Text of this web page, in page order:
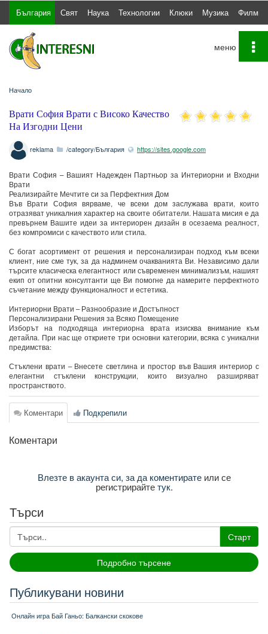
България Свят Наука Технологии Клюки Музика Филми
Начало
Врати София Врати с Високо Качество
На Изгодни Цени
reklama /category/България https://sites.google.com
Врати София – Вашият Надежден Партньор за Интериорни и Входни
Врати
Реализирайте Мечтите си за Перфектния Дом
Във Врати София вярваме, че всеки дом заслужава врати, които
отразяват уникалния характер на своите обитатели. Нашата мисия е да
превърнем Вашите идеи за интериорен дизайн в осезаема реалност,
без компромиси с качеството или стила.
С богат асортимент от решения и персонализиран подход към всеки
клиент, ние сме тук, за да надминем очакванията Ви. Независимо дали
търсите класическа елегантност или съвременен минимализъм, нашият
екип от опитни консултанти ще Ви помогне да намерите перфектното
съчетание между функционалност и естетика.
Интериорни Врати – Разнообразие и Достъпност
Персонализирани Решения за Всяко Помещение
Изборът на подходяща интериорна врата изисква внимание към
детайла. При нас ще откриете три основни категории, всяка с уникални
предимства:
Стъклени врати – Внесете светлина и простор във Вашия интериор с
елегантни стъклени конструкции, които визуално разширяват
пространството.
Коментари Подкрепили
Коментари
Влезте в акаунта си, за да коментиратеили се
регистрирайтетук.
Търси
Старт
Подробно търсене
Публикувани новини
Онлайн игра Бай Ганьо: Балкански скокове